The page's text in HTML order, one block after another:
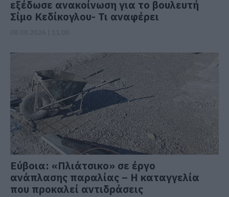
εξέδωσε ανακοίνωση για το βουλευτή
Σίμο Κεδίκογλου- Τι αναφέρει
Εύβοια: «Πλιάτσικο» σε έργο
ανάπλασης παραλίας – Η καταγγελία
που προκαλεί αντιδράσεις